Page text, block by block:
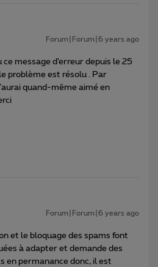
Forum|Forum|6 years ago
ce message d’erreur depuis le 25
problème est résolu . Par
quand-même aimé en
Forum|Forum|6 years ago
et le bloquage des spams font
à adapter et demande des
en permanance donc, il est